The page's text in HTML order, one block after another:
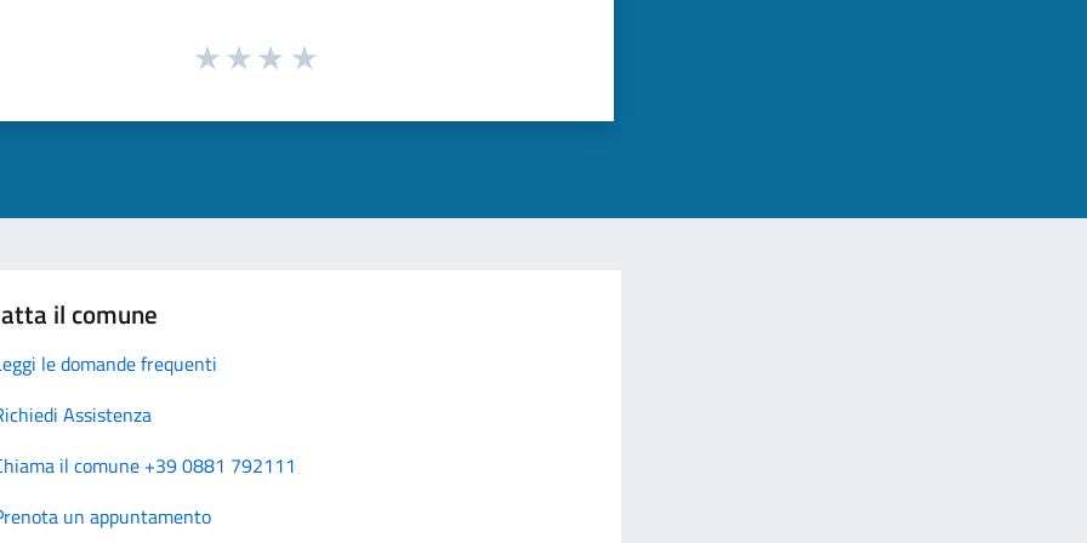
il comune
le domande frequenti
Assistenza
il comune +39 0881 792111
un appuntamento